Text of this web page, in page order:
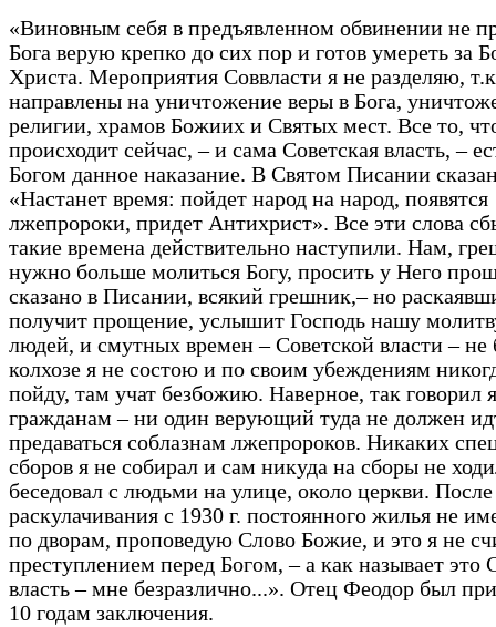
«Виновным себя в предъявленном обвинении не
Бога верую крепко до сих пор и готов умереть за
Христа. Мероприятия Соввласти я не разделяю,
направлены на уничтожение веры в Бога,
религии, храмов Божиих и Святых мест. Все то,
происходит сейчас, – и сама Советская власть, –
Богом данное наказание. В Святом Писании
«Настанет время: пойдет народ на народ, появятся
лжепророки, придет Антихрист». Все эти слова
такие времена действительно наступили. Нам,
нужно больше молиться Богу, просить у Него
сказано в Писании, всякий грешник,– но
получит прощение, услышит Господь нашу
людей, и смутных времен – Советской власти – не
колхозе я не состою и по своим убеждениям
пойду, там учат безбожию. Наверное, так говорил
гражданам – ни один верующий туда не должен
предаваться соблазнам лжепророков. Никаких
сборов я не собирал и сам никуда на сборы не
беседовал с людьми на улице, около церкви. После
раскулачивания с 1930 г. постоянного жилья не
по дворам, проповедую Слово Божие, и это я не
преступлением перед Богом, – а как называет это
власть – мне безразлично...». Отец Феодор был
10 годам заключения.